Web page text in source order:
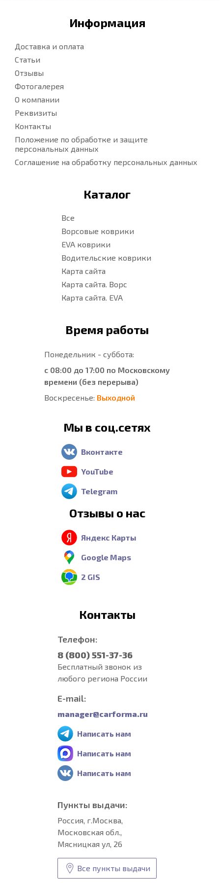
Информация
Доставка и оплата
Статьи
Отзывы
Фотогалерея
О компании
Реквизиты
Контакты
Положение по обработке и защите
персональных данных
Соглашение на обработку персональных данных
Каталог
Все
Ворсовые коврики
EVA коврики
Водительские коврики
Карта сайта
Карта сайта. Ворс
Карта сайта. EVA
Время работы
Понедельник - суббота:
с 08:00 до 17:00 по Московскому
времени (без перерыва)
Воскресенье: Выходной
Мы в соц.сетях
Вконтакте
YouTube
Telegram
Отзывы о нас
Яндекс Карты
Google Maps
2 GIS
Контакты
Телефон:
8 (800) 551-37-36
Бесплатный звонок из
любого региона России
E-mail:
manager@carforma.ru
Написать нам
Написать нам
Написать нам
Пункты выдачи:
Россия, г.Москва,
Московская обл.,
Мясницкая ул, 26
Все пункты выдачи